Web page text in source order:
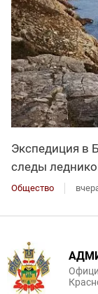
Экспедиция в
следы
Общество